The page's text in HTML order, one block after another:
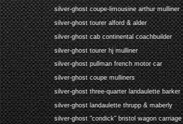
silver-ghost coupe-limousine arthur mulliner
silver-ghost tourer alford & alder
silver-ghost cab continental coachbuilder
silver-ghost tourer hj mulliner
silver-ghost pullman french motor car
silver-ghost coupe mulliners
silver-ghost three-quarter landaulette barker
silver-ghost landaulette thrupp & maberly
silver-ghost "condick" bristol wagon carriage